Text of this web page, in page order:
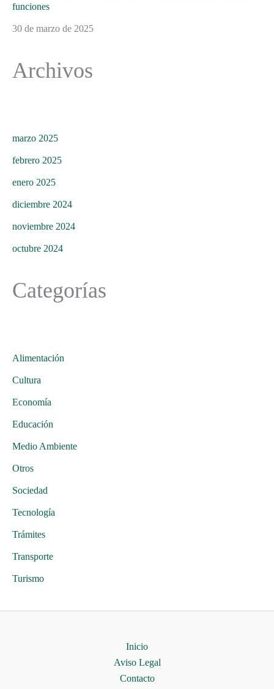
funciones
30 de marzo de 2025
Archivos
marzo 2025
febrero 2025
enero 2025
diciembre 2024
noviembre 2024
octubre 2024
Categorías
Alimentación
Cultura
Economía
Educación
Medio Ambiente
Otros
Sociedad
Tecnología
Trámites
Transporte
Turismo
Inicio
Aviso Legal
Contacto